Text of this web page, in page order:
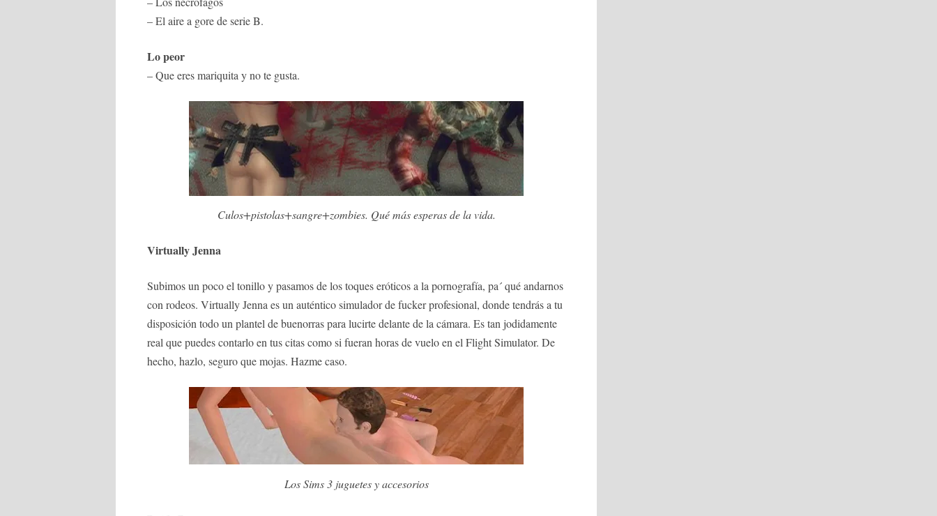
– El aire a gore de serie B.
Lo peor
– Que eres mariquita y no te gusta.
Culos+pistolas+sangre+zombies. Qué más esperas de la vida.
Virtually Jenna
Subimos un poco el tonillo y pasamos de los toques eróticos a la pornografía, pa´ qué andarnos
con rodeos. Virtually Jenna es un auténtico simulador de fucker profesional, donde tendrás a tu
disposición todo un plantel de buenorras para lucirte delante de la cámara. Es tan jodidamente
real que puedes contarlo en tus citas como si fueran horas de vuelo en el Flight Simulator. De
hecho, hazlo, seguro que mojas. Hazme caso.
Los Sims 3 juguetes y accesorios